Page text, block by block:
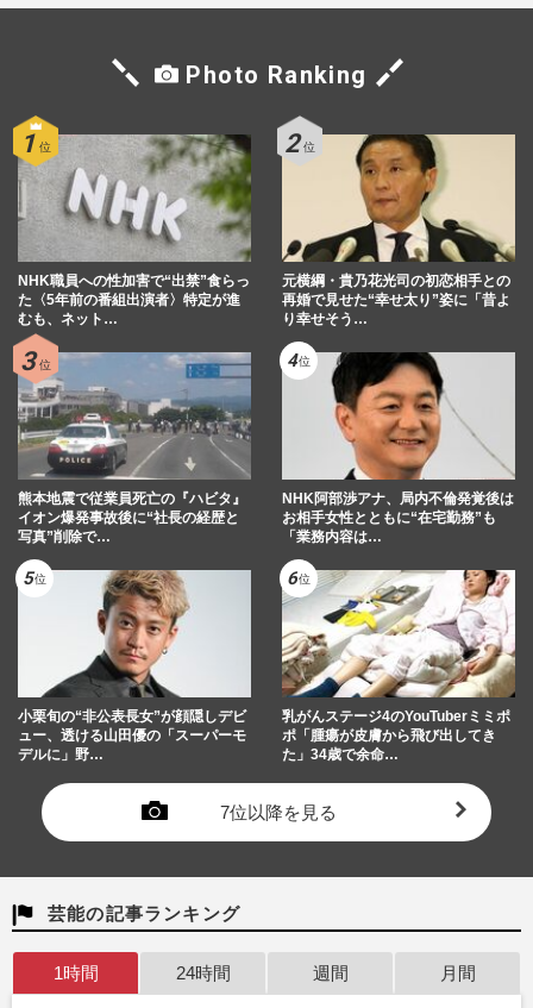
Photo Ranking
NHK職員への性加害で“出禁”食らっ
た〈5年前の番組出演者〉特定が進
むも、ネット…
元横綱・貴乃花光司の初恋相手との
再婚で見せた“幸せ太り”姿に「昔よ
り幸せそう…
熊本地震で従業員死亡の『ハビタ』
イオン爆発事故後に“社長の経歴と
写真”削除で…
NHK阿部渉アナ、局内不倫発覚後は
お相手女性とともに“在宅勤務”も
「業務内容は…
小栗旬の“非公表長女”が顔隠しデビ
ュー、透ける山田優の「スーパーモ
デルに」野…
乳がんステージ4のYouTuberミミポ
ポ「腫瘍が皮膚から飛び出してき
た」34歳で余命…
7位以降を見る
芸能の記事ランキング
1時間 24時間 週間 月間